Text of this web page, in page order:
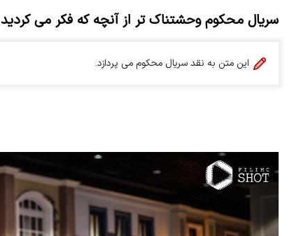
سریال محکوم وحشتناک تر از آنچه که فکر می کردید
این متن به نقد سریال محکوم می پردازد.